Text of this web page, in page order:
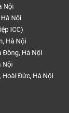
Nội
Nội
ICC)
Hà Nội
Đông, Hà Nội
Nội
Hoài Đức, Hà Nội